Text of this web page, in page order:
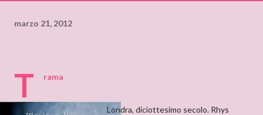
marzo 21, 2012
T rama
Londra, diciottesimo secolo. Rhys